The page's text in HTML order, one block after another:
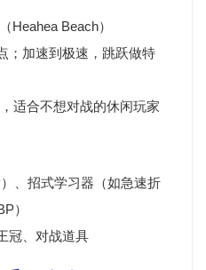
Heahea Beach）
；加速到极速，跳跃做特
适合不想对战的休闲玩家
、招式学习器（如急速折
）
冠、对战道具